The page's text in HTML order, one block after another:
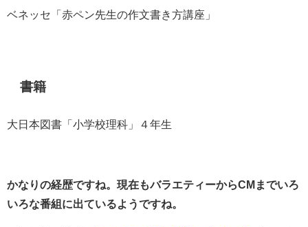
ベネッセ「赤ペン先生の作文書き方講座」
書籍
大日本図書「小学校理科」４年生
かなりの経歴ですね。現在もバラエティーからCMまでいろ
いろな番組に出ているようですね。